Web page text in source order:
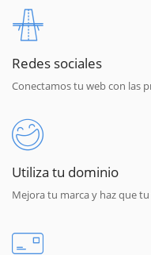
Redes sociales
Conectamos tu web con las
Utiliza tu dominio
Mejora tu marca y haz que